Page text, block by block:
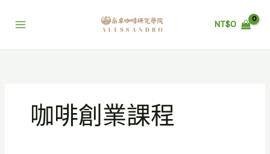
NT$0
咖啡創業課程